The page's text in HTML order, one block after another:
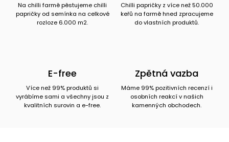
Na chilli farmě pěstujeme chilli
papričky od semínka na celkové
rozloze 6.000 m2.
Chilli papričky z více než 50.000
keřů na farmě hned zpracujeme
do vlastních produktů.
E-free
Více než 99% produktů si
vyrábíme sami a všechny jsou z
kvalitních surovin a e-free.
Zpětná vazba
Máme 99% pozitivních recenzí i
osobních reakcí v našich
kamenných obchodech.